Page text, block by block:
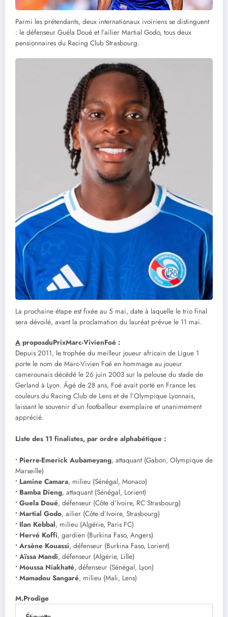
Parmi les prétendants, deux internationaux ivoiriens se distinguent
: le défenseur Guéla Doué et l’ailier Martial Godo, tous deux
pensionnaires du Racing Club Strasbourg.
La prochaine étape est fixée au 5 mai, date à laquelle le trio final
sera dévoilé, avant la proclamation du lauréat prévue le 11 mai.
A proposduPrixMarc-VivienFoé :
Depuis 2011, le trophée du meilleur joueur africain de Ligue 1
porte le nom de Marc-Vivien Foé en hommage au joueur
camerounais décédé le 26 juin 2003 sur la pelouse du stade de
Gerland à Lyon. Âgé de 28 ans, Foé avait porté en France les
couleurs du Racing Club de Lens et de l’Olympique Lyonnais,
laissant le souvenir d’un footballeur exemplaire et unanimement
apprécié.
Liste des 11 finalistes, par ordre alphabétique :
• Pierre-Emerick Aubameyang, attaquant (Gabon, Olympique de
Marseille)
• Lamine Camara, milieu (Sénégal, Monaco)
• Bamba Dieng, attaquant (Sénégal, Lorient)
• Guela Doué, défenseur (Côte d’Ivoire, RC Strasbourg)
• Martial Godo, ailier (Côte d’Ivoire, Strasbourg)
• Ilan Kebbal, milieu (Algérie, Paris FC)
• Hervé Koffi, gardien (Burkina Faso, Angers)
• Arsène Kouassi, défenseur (Burkina Faso, Lorient)
• Aïssa Mandi, défenseur (Algérie, Lille)
• Moussa Niakhaté, défenseur (Sénégal, Lyon)
• Mamadou Sangaré, milieu (Mali, Lens)
M.Prodige